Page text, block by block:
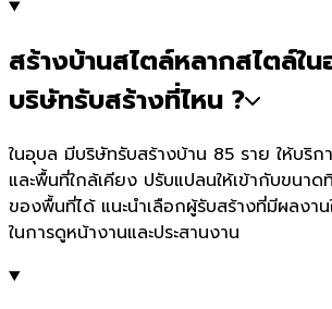
สร้างบ้านสไตล์หลากสไตล์ใ
บริษัทรับสร้างที่ไหน ?
ในอุบล มีบริษัทรับสร้างบ้าน 85 ราย ให้บริก
และพื้นที่ใกล้เคียง ปรับแปลนให้เข้ากับขนา
ของพื้นที่ได้ แนะนำเลือกผู้รับสร้างที่มีผลงา
ในการดูหน้างานและประสานงาน